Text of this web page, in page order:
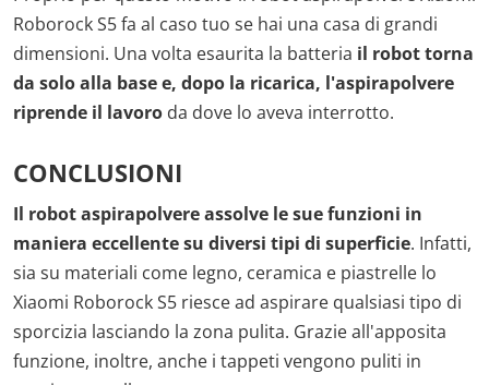
Roborock S5 fa al caso tuo se hai una casa di grandi
dimensioni. Una volta esaurita la batteria il robot torna
da solo alla base e, dopo la ricarica, l'aspirapolvere
riprende il lavoro da dove lo aveva interrotto.
CONCLUSIONI
Il robot aspirapolvere assolve le sue funzioni in
maniera eccellente su diversi tipi di superficie. Infatti,
sia su materiali come legno, ceramica e piastrelle lo
Xiaomi Roborock S5 riesce ad aspirare qualsiasi tipo di
sporcizia lasciando la zona pulita. Grazie all'apposita
funzione, inoltre, anche i tappeti vengono puliti in